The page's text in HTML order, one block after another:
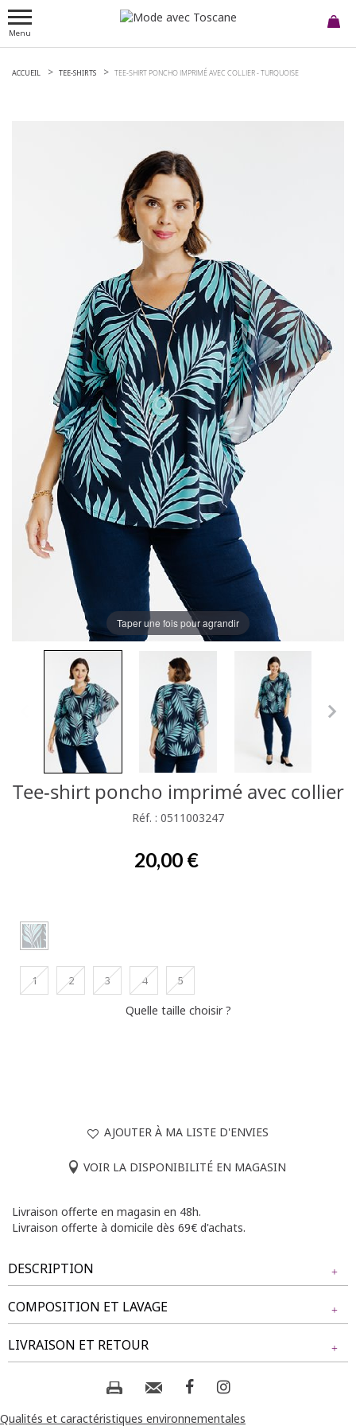
Menu
ACCUEIL TEE-SHIRTS TEE-SHIRT PONCHO IMPRIMÉ AVEC COLLIER -TURQUOISE
Taper une fois pour agrandir
Tee-shirt poncho imprimé avec collier
Réf. : 0511003247
20,00 €
1 2 3 4 5
Quelle taille choisir ?
AJOUTER À MA LISTE D'ENVIES
VOIR LA DISPONIBILITÉ EN MAGASIN
Livraison offerte en magasin en 48h.
Livraison offerte à domicile dès 69€ d'achats.
DESCRIPTION
T-shirt imprimé à manches chauve-souris et col en V. Coupe
droite fluide. Manches courtes amples en voile semi-
transparent. Imprimé à motif végétal sur l’ensemble du
modèle. Base arrondie. Notre mannequin Rafa mesure 1m75
COMPOSITION ET LAVAGE
Tissu principal : 95% POLYESTER, 5% ELASTHANE
Tissu secondaire : 100% POLYESTER
Collier : 50% FER, 30% ACRYLIQUE, 10% VERRE, 10% ZINC
Composition et lavage :
LIVRAISON ET RETOUR
NOS MODES DE LIVRAISON
Livraison Magasin :
Qualités et caractéristiques environnementales